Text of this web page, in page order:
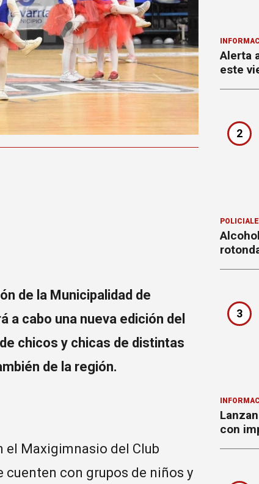
de la Municipalidad de
a cabo una nueva edición del
chicos y chicas de distintas
de la región.
el Maxigimnasio del Club
con grupos de niños y
Alerta
este
2
3
con